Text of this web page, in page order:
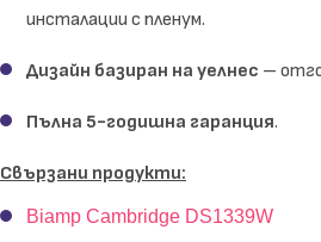
инсталации с пленум.
Дизайн базиран на уелнес –
Пълна 5-годишна гаранция.
Свързани продукти:
Biamp Cambridge DS1339W